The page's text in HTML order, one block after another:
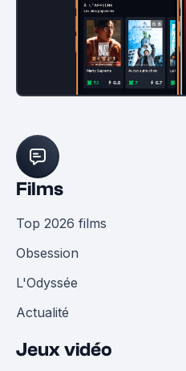
Films
Top 2026 films
Obsession
L'Odyssée
Actualité
Jeux vidéo